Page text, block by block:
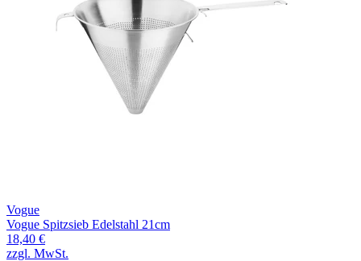
Vogue
Vogue Spitzsieb Edelstahl 21cm
18,40 €
zzgl. MwSt.